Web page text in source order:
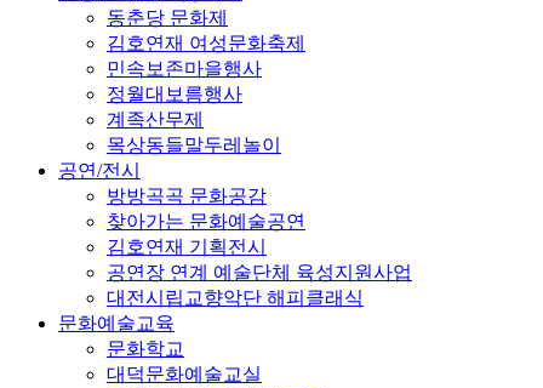
동춘당 문화제
김호연재 여성문화축제
민속보존마을행사
정월대보름행사
계족산무제
목상동들말두레놀이
공연/전시
방방곡곡 문화공감
찾아가는 문화예술공연
김호연재 기획전시
공연장 연계 예술단체 육성지원사업
대전시립교향악단 해피클래식
문화예술교육
문화학교
대덕문화예술교실